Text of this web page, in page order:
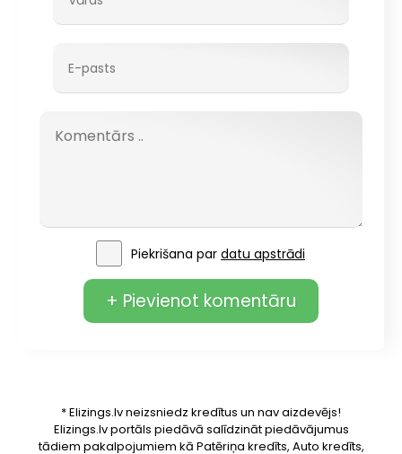
Piekrišana par datu apstrādi
+ Pievienot komentāru
* Elizings.lv neizsniedz kredītus un nav aizdevējs!
Elizings.lv portāls piedāvā salīdzināt piedāvājumus
tādiem pakalpojumiem kā Patēriņa kredīts, Auto kredīts,